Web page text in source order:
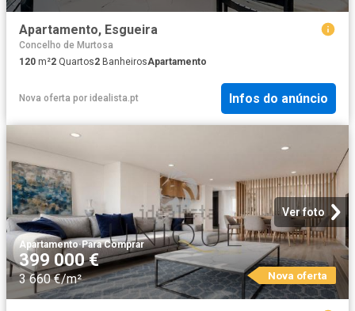
Apartamento, Esgueira
Concelho de Murtosa
120 m²2 Quartos2 BanheirosApartamento
Nova oferta por idealista.pt Infos do anúncio
Ver foto
Apartamento·Para Comprar
399 000 €
3 660 €/m² Nova oferta